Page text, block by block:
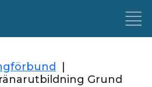
Grund